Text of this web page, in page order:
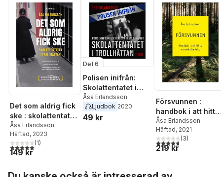
Det som aldrig fick
ske : skolattentatet
i Trollhättan
Åsa Erlandsson
Häftad, 2023
5,0utav 5 stjärnor. Totalt antal röster:
(1)
149 kr
Del 6
Polisen inifrån:
Skolattentatet i
Trollhättan:
poliserna först på
plats berättar
Åsa Erlandsson
Ljudbok 2020
49 kr
Försvunnen :
handbok i att hitta
en medmänniska
Åsa Erlandsson
Häftad, 2021
4,7utav 5 stjärnor.
(3)
219 kr